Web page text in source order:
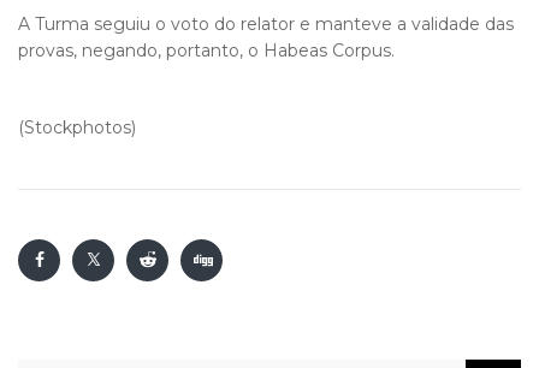
A Turma seguiu o voto do relator e manteve a validade das
provas, negando, portanto, o Habeas Corpus.
(Stockphotos)